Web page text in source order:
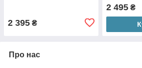
2 395 ₴
2 495₴
Про нас